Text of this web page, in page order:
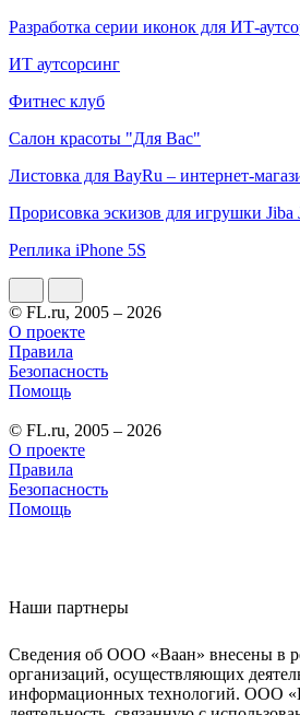
Разработка серии иконок для ИТ-
ИТ аутсорсинг
Фитнес клуб
Салон красоты "Для Вас"
Листовка для BayRu – интернет-
Прорисовка эскизов для игрушки Jiba
Реплика iPhone 5S
© FL.ru, 2005 – 2026
О проекте
Правила
Безопасность
Помощь
© FL.ru, 2005 – 2026
О проекте
Правила
Безопасность
Помощь
Наши партнеры
Сведения об ООО «Ваан» внесены в
организаций, осуществляющих
информационных технологий. ООО